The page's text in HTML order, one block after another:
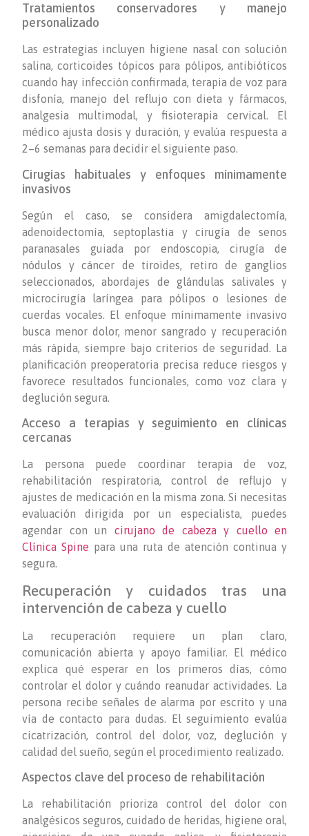
Tratamientos conservadores y manejo
personalizado
Las estrategias incluyen higiene nasal con solución
salina, corticoides tópicos para pólipos, antibióticos
cuando hay infección confirmada, terapia de voz para
disfonía, manejo del reflujo con dieta y fármacos,
analgesia multimodal, y fisioterapia cervical. El
médico ajusta dosis y duración, y evalúa respuesta a
2–6 semanas para decidir el siguiente paso.
Cirugías habituales y enfoques mínimamente
invasivos
Según el caso, se considera amigdalectomía,
adenoidectomía, septoplastia y cirugía de senos
paranasales guiada por endoscopia, cirugía de
nódulos y cáncer de tiroides, retiro de ganglios
seleccionados, abordajes de glándulas salivales y
microcirugía laríngea para pólipos o lesiones de
cuerdas vocales. El enfoque mínimamente invasivo
busca menor dolor, menor sangrado y recuperación
más rápida, siempre bajo criterios de seguridad. La
planificación preoperatoria precisa reduce riesgos y
favorece resultados funcionales, como voz clara y
deglución segura.
Acceso a terapias y seguimiento en clínicas
cercanas
La persona puede coordinar terapia de voz,
rehabilitación respiratoria, control de reflujo y
ajustes de medicación en la misma zona. Si necesitas
evaluación dirigida por un especialista, puedes
agendar con un cirujano de cabeza y cuello en
Clínica Spine para una ruta de atención continua y
segura.
Recuperación y cuidados tras una
intervención de cabeza y cuello
La recuperación requiere un plan claro,
comunicación abierta y apoyo familiar. El médico
explica qué esperar en los primeros días, cómo
controlar el dolor y cuándo reanudar actividades. La
persona recibe señales de alarma por escrito y una
vía de contacto para dudas. El seguimiento evalúa
cicatrización, control del dolor, voz, deglución y
calidad del sueño, según el procedimiento realizado.
Aspectos clave del proceso de rehabilitación
La rehabilitación prioriza control del dolor con
analgésicos seguros, cuidado de heridas, higiene oral,